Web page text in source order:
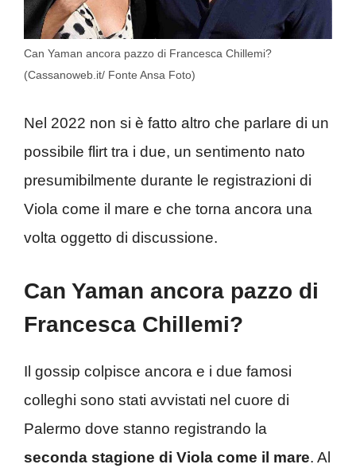
Can Yaman ancora pazzo di Francesca Chillemi?
(Cassanoweb.it/ Fonte Ansa Foto)
Nel 2022 non si è fatto altro che parlare di un
possibile flirt tra i due, un sentimento nato
presumibilmente durante le registrazioni di
Viola come il mare e che torna ancora una
volta oggetto di discussione.
Can Yaman ancora pazzo di
Francesca Chillemi?
Il gossip colpisce ancora e i due famosi
colleghi sono stati avvistati nel cuore di
Palermo dove stanno registrando la
seconda stagione di Viola come il mare. Al